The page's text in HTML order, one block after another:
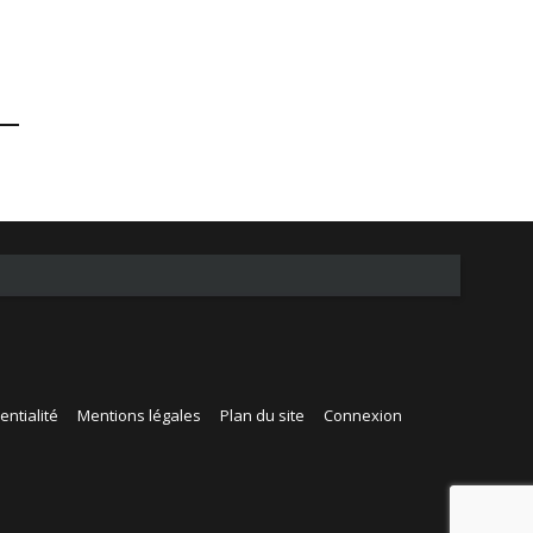
Mentions légales Plan du site Connexion